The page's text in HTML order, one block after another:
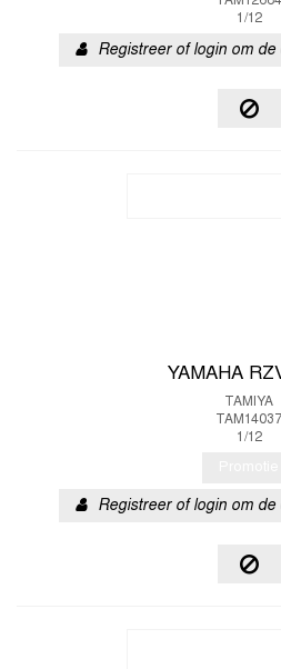
1/12
Registreer of login om
YAMAHA
TAMIYA
TAM14037
1/12
Registreer of login om